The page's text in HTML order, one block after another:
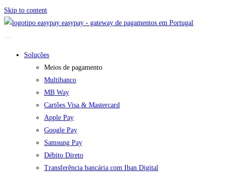
Skip to content
easypay - gateway de pagamentos em Portugal
Soluções
Meios de pagamento
Multibanco
MB Way
Cartões Visa & Mastercard
Apple Pay
Google Pay
Samsung Pay
Débito Direto
Transferência bancária com Iban Digital